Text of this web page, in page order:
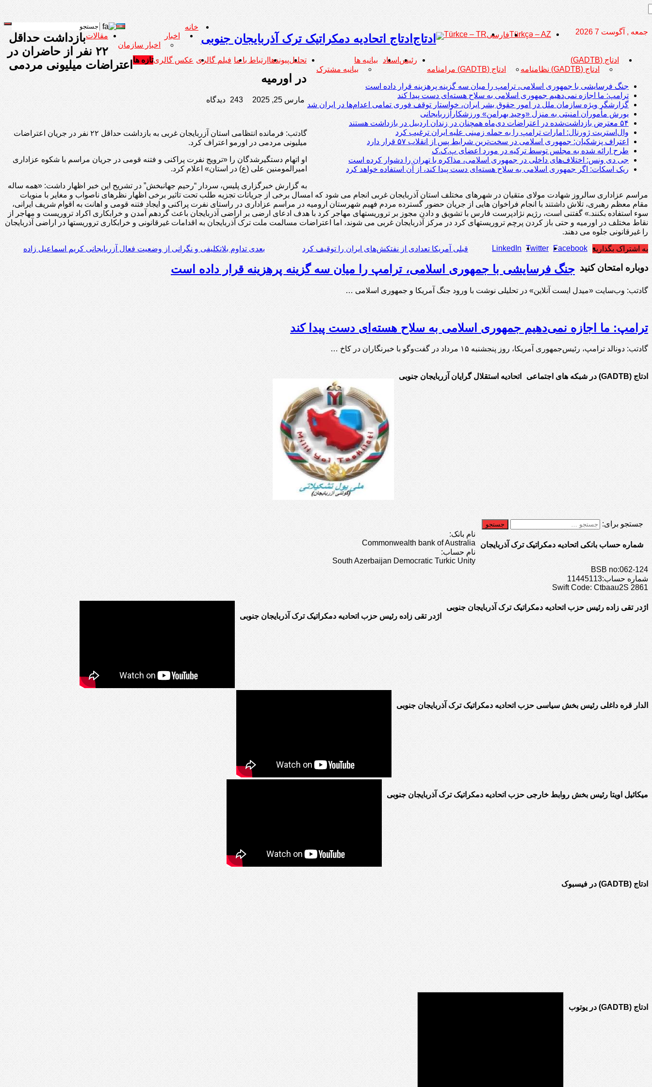
جمعه , آگوست 7 2026 Türkçə – AZفارسیTürkce – TR ادتاج اتحادیه دمکراتیک ترک آذربایجان جنوبی
خانه
اخبار
اخبار سازمان
مقالات
ادتاج (GADTB)
ادتاج (GADTB) نظامنامه
ادتاج (GADTB) مرامنامه
رئیس اسناد
بیانیه ها
بیانیه مشترک
تحلیلپیوندها ارتباط با ما فیلم گالری عکس گالریتازه ها
جنگ فرسایشی با جمهوری اسلامی، ترامپ را میان سه گزینه پرهزینه قرار داده است
ترامپ: ما اجازه نمی‌دهیم جمهوری اسلامی به سلاح هسته‌ای دست پیدا کند
گزارشگر ویژه سازمان ملل در امور حقوق بشر ایران، خواستار توقف فوری تمامی اعدام‌ها در ایران شد
یورش مأموران امنیتی به منزل «وحید بهرامن» ورزشکارآزربایجانی
۵۴ معترض بازداشت‌شده در اعتراضات دی‌ماه همچنان در زندان اردبیل در بازداشت هستند
وال‌استریت ژورنال: امارات ترامپ را به حمله زمینی علیه ایران ترغیب کرد
اعتراف پزشکیان: جمهوری اسلامی در سخت‌ترین شرایط پس از انقلاب ۵۷ قرار دارد
طرح ارائه شده به مجلس توسط ترکیه در مورد اعضای پ.ک.ک
جی دی ونس: اختلاف‌های داخلی در جمهوری اسلامی، مذاکره با تهران را دشوار کرده است
ریک اسکات: اگر جمهوری اسلامی به سلاح هسته‌ای دست پیدا کند، از آن استفاده خواهد کرد
بازداشت حداقل
۲۲ نفر از حاضران در
اعتراضات میلیونی مردمی
در اورمیه
مارس 25, 2025 243 دیدگاه
گادتب: فرمانده انتظامی استان آزربایجان غربی به بازداشت حداقل ۲۲ نفر در جریان اعتراضات
میلیونی مردمی در اورمو اعتراف کرد.
او اتهام دستگیرشدگان را «ترویج نفرت پراکنی و فتنه قومی در جریان مراسم با شکوه عزاداری
امیرالمومنین علی (ع) در استان» اعلام کرد.
به گزارش خبرگزاری پلیس، سردار “رحیم جهانبخش” در تشریح این خبر اظهار داشت: «همه ساله
مراسم عزاداری سالروز شهادت مولای متقیان در شهرهای مختلف استان آذربایجان غربی انجام می شود که امسال برخی از جریانات تجزیه طلب تحت تاثیر برخی اظهار نظرهای ناصواب و مغایر با منویات
مقام معظم رهبری، تلاش داشتند با انجام فراخوان هایی از جریان حضور گسترده مردم فهیم شهرستان ارومیه در مراسم عزاداری در راستای نفرت پراکنی و ایجاد فتنه قومی و اهانت به اقوام شریف ایرانی،
سوء استفاده بکنند.» گفتنی است، رژیم نژادپرست فارس با تشویق و دادن مجوز بر تروریستهای مهاجر کرد با هدف ادعای ارضی بر اراضی آذربایجان باعث گردهم آمدن و خرابکاری اکراد تروریست و مهاجر از
نقاط مختلف در اورمیه و حتی باز کردن پرچم تروریستهای کرد در مرکز آذربایجان غربی می شوند، اما اعتراضات مسالمت ملت ترک آذربایجان به اقدامات غیرقانونی و خرابکاری تروریستها در اراضی آذربایجان
را غیرقانونی جلوه می دهند.
به اشتراک بگذارید Facebook
Twitter
LinkedIn قبلیآمریکا تعدادی از نفتکش‌های ایران را توقیف کرد بعدی تداوم بلاتکلیفی و نگرانی از وضعیت فعال آزربایجانی کریم اسماعیل زاده
دوباره امتحان کنید جنگ فرسایشی با جمهوری اسلامی، ترامپ را میان سه گزینه پرهزینه قرار داده است
گادتب: وب‌سایت «میدل ایست آنلاین» در تحلیلی نوشت با ورود جنگ آمریکا و جمهوری اسلامی …
ترامپ: ما اجازه نمی‌دهیم جمهوری اسلامی به سلاح هسته‌ای دست پیدا کند
گادتب: دونالد ترامپ، رئیس‌جمهوری آمریکا، روز پنجشنبه ۱۵ مرداد در گفت‌وگو با خبرنگاران در کاخ …
ادتاج (GADTB) در شبکه های اجتماعی اتحادیه استقلال گرایان آزربایجان جنوبی
جستجو برای:
شماره حساب بانکی اتحادیه دمکراتیک ترک آذربایجان
نام بانک:
Commonwealth bank of Australia
نام حساب:
South Azerbaijan Democratic Turkic Unity
BSB no:062-124
شماره حساب:11445113
Swift Code: Ctbaau2S 2861
اژدر تقی زاده رئیس حزب اتحادیه دمکراتیک ترک آذربایجان جنوبی
اژدر تقی زاده رئیس حزب اتحادیه دمکراتیک ترک آذربایجان جنوبی
الدار قره داغلی رئیس بخش سیاسی حزب اتحادیه دمکراتیک ترک آذربایجان جنوبی
میکائیل اویتا رئیس بخش روابط خارجی حزب اتحادیه دمکراتیک ترک آذربایجان جنوبی
ادتاج (GADTB) در فیسبوک
ادتاج (GADTB) در یوتوب